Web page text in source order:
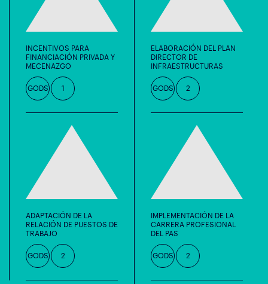
INCENTIVOS PARA
FINANCIACIÓN PRIVADA Y
MECENAZGO
GODS 1
ELABORACIÓN DEL PLAN
DIRECTOR DE
INFRAESTRUCTURAS
GODS 2
ADAPTACIÓN DE LA
RELACIÓN DE PUESTOS DE
TRABAJO
GODS 2
IMPLEMENTACIÓN DE LA
CARRERA PROFESIONAL
DEL PAS
GODS 2